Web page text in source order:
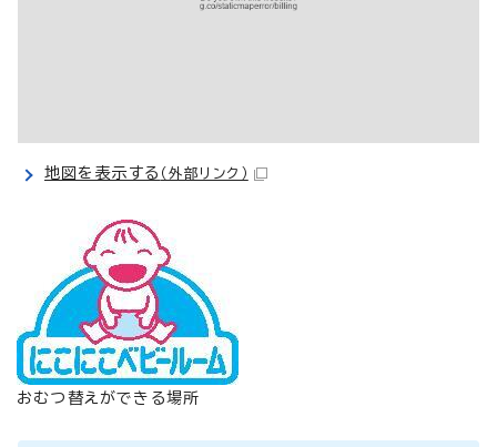
地図を表示する （外部リンク）
おむつ替えができる場所